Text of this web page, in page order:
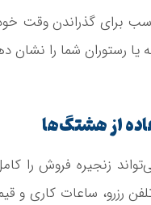
برای گذراندن وقت
یا رستوران شما را نشان
از هشتگ‌ها
زنجیره فروش را
رزرو، ساعات کاری و